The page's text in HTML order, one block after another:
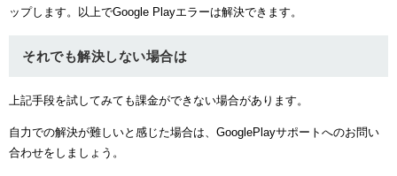
ップします。以上でGoogle Playエラーは解決できます。
それでも解決しない場合は
上記手段を試してみても課金ができない場合があります。
自力での解決が難しいと感じた場合は、GooglePlayサポートへのお問い
合わせをしましょう。